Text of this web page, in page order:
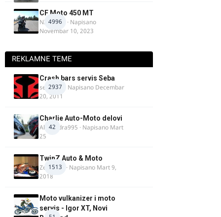
4996
CF Moto 450 MT
NIKOLA 1
· Napisano
Novembar 10, 2023
REKLAMNE TEME
2937
Crash bars servis Seba
seba011 · Napisano Decembar
20, 2011
42
Charlie Auto-Moto delovi
Alexandra995 · Napisano Mart
25
1513
TwinZ Auto & Moto
Zeljkamp · Napisano Mart 9,
2018
Moto vulkanizer i moto
servis - Igor XT, Novi